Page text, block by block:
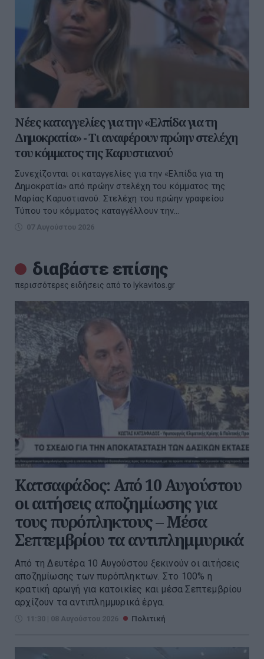
Νέες καταγγελίες για την «Ελπίδα για τη
Δημοκρατία» - Τι αναφέρουν πρώην στελέχη
του κόμματος της Καρυστιανού
Συνεχίζονται οι καταγγελίες για την «Ελπίδα για τη
Δημοκρατία» από πρώην στελέχη του κόμματος της
Μαρίας Καρυστιανού. Στελέχη του πρώην γραφείου
Τύπου του κόμματος καταγγέλλουν την...
07 Αυγούστου 2026
διαβάστε επίσης
περισσότερες ειδήσεις από το lykavitos.gr
Κατσαφάδος: Από 10 Αυγούστου
οι αιτήσεις αποζημίωσης για
τους πυρόπληκτους – Μέσα
Σεπτεμβρίου τα αντιπλημμυρικά
Από τη Δευτέρα 10 Αυγούστου ξεκινούν οι αιτήσεις
αποζημίωσης των πυρόπληκτων. Στο 100% η
κρατική αρωγή για κατοικίες και μέσα Σεπτεμβρίου
αρχίζουν τα αντιπλημμυρικά έργα.
11:30 | 08 Αυγούστου 2026 Πολιτική